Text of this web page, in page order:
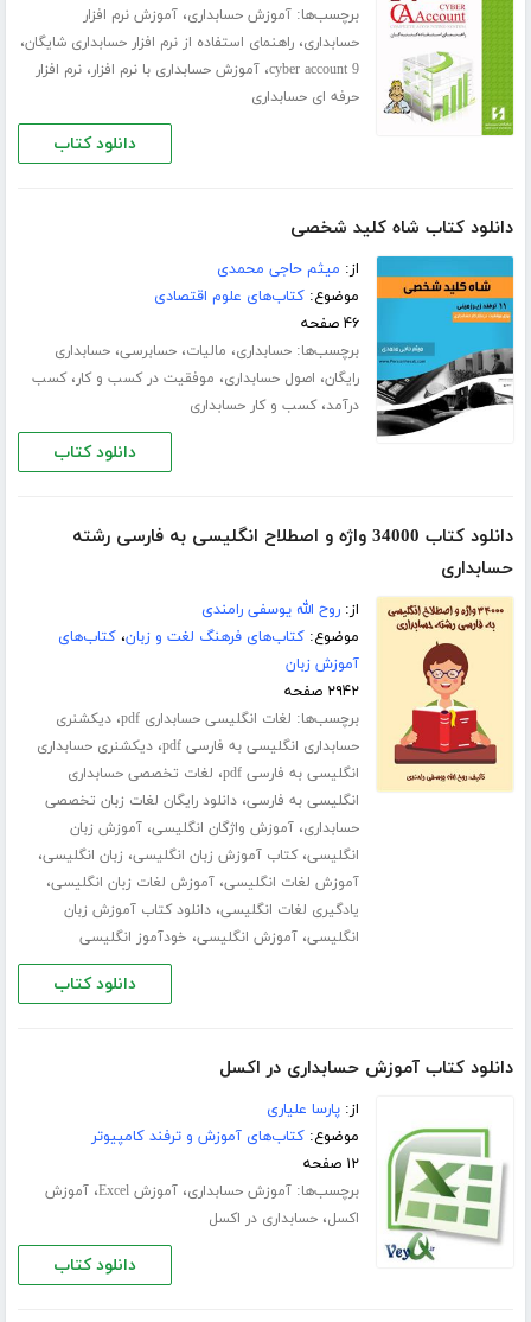
برچسب‌ها:آموزش حسابداری،آموزش نرم افزار
حسابداری،راهنمای استفاده از نرم افزار حسابداری شایگان،
cyber account 9،آموزش حسابداری با نرم افزار،نرم افزار
حرفه ای حسابداری
دانلود کتاب
دانلود کتاب شاه کلید شخصی
از: میثم حاجی محمدی
موضوع:کتاب‌های علوم اقتصادی
۴۶ صفحه
برچسب‌ها:حسابداری، مالیات،حسابرسی،حسابداری
رایگان، اصول حسابداری، موفقیت در کسب و کار،کسب
درآمد،کسب و کار حسابداری
دانلود کتاب
دانلود کتاب 34000 واژه و اصطلاح انگلیسی به فارسی رشته
حسابداری
از:روح الله یوسفی رامندی
موضوع:کتاب‌های فرهنگ لغت و زبان،کتاب‌های
آموزش زبان
۲۹۴۲ صفحه
برچسب‌ها: لغات انگلیسی حسابداری pdf ،دیکشنری
حسابداری انگلیسی به فارسی pdf
،دیکشنری حسابداری
انگلیسی به فارسی pdf
، لغات تخصصی حسابداری
انگلیسی به فارسی،دانلود رایگان لغات زبان تخصصی
حسابداری،آموزش واژگان انگلیسی،آموزش زبان
انگلیسی،کتاب آموزش زبان انگلیسی، زبان انگلیسی،
آموزش لغات انگلیسی،آموزش لغات زبان انگلیسی،
یادگیری لغات انگلیسی،دانلود کتاب آموزش زبان
انگلیسی،آموزش انگلیسی، خودآموز انگلیسی
دانلود کتاب
دانلود کتاب آموزش حسابداری در اکسل
از:پارسا علیاری
موضوع:کتاب‌های آموزش و ترفند کامپیوتر
۱۲ صفحه
برچسب‌ها:آموزش حسابداری،آموزش Excel ،آموزش
اکسل،حسابداری در اکسل
دانلود کتاب